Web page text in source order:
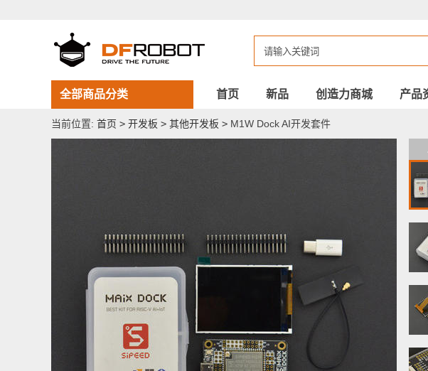
全部商品分类 首页 新品 创造力商城 产品
当前位置: 首页 > 开发板 > 其他开发板 > M1W Dock AI开发套件